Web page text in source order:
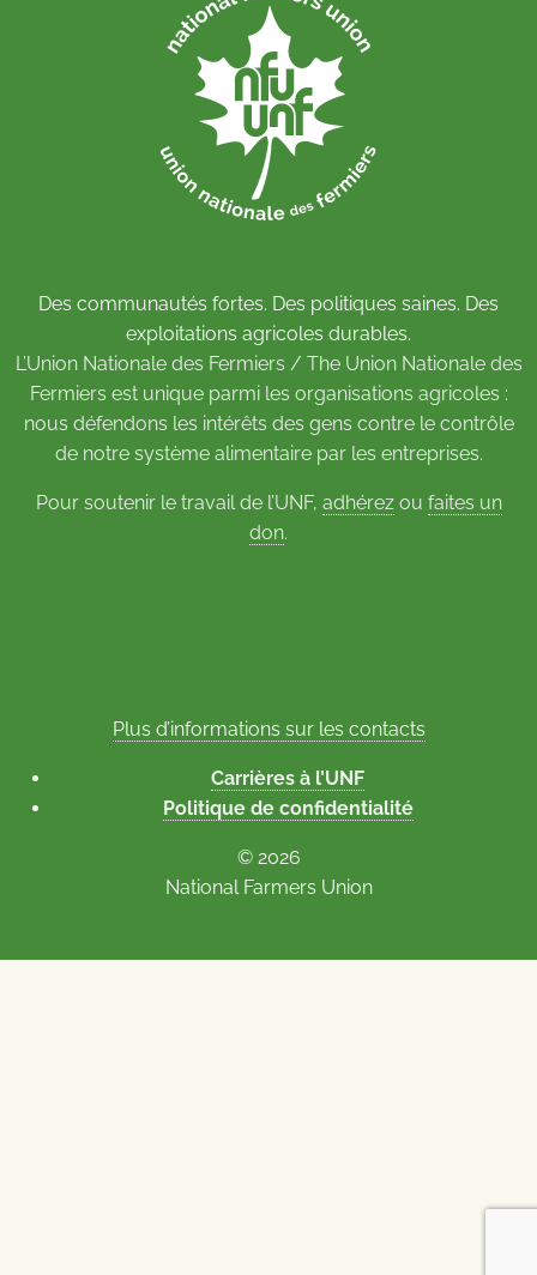
Des communautés fortes. Des politiques saines. Des
exploitations agricoles durables.
L’Union Nationale des Fermiers / The Union Nationale des
Fermiers est unique parmi les organisations agricoles :
nous défendons les intérêts des gens contre le contrôle
de notre système alimentaire par les entreprises.
Pour soutenir le travail de l’UNF, adhérezou faites un
don.
Plus d’informations sur les contacts
Carrières à l’UNF
Politique de confidentialité
© 2026
National Farmers Union